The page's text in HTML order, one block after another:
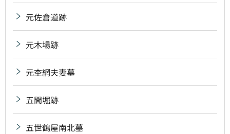
元佐倉道跡
元木場跡
元杢網夫妻墓
五間堀跡
五世鶴屋南北墓